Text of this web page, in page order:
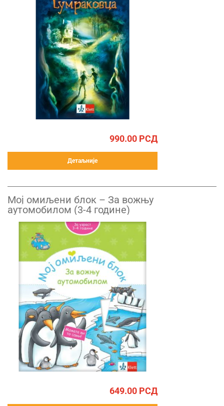
990.00 РСД
Детаљније
Mој омиљени блок – За вожњу
аутомобилом (3-4 године)
649.00 РСД